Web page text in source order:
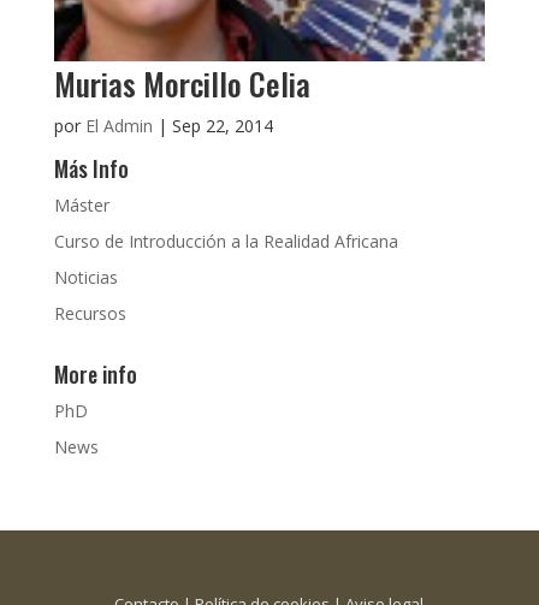
Murias Morcillo Celia
por El Admin | Sep 22, 2014
Más Info
Máster
Curso de Introducción a la Realidad Africana
Noticias
Recursos
More info
PhD
News